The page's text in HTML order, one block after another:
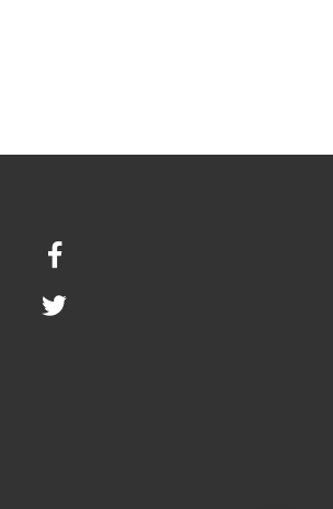
Facebook
Twitter